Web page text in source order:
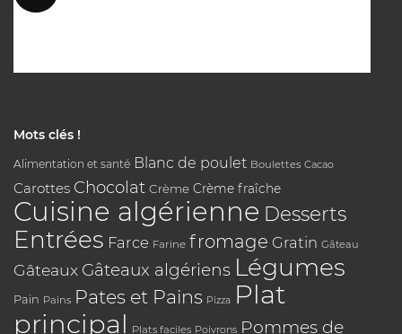
Mots clés !
Alimentation et santé Blanc de poulet Boulettes Cacao
Carottes Chocolat Crème Crème fraîche
Cuisine algérienne Desserts
Entrées Farce Farine fromage Gratin Gâteau
Gâteaux Gâteaux algériens Légumes
Pain Pains Pates et Pains Pizza Plat
principal Plats faciles Poivrons Pommes de